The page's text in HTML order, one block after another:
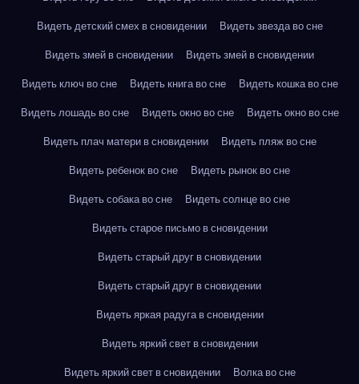
Видеть детский смех в сновидении
Видеть звезда во сне
Видеть змей в сновидении
Видеть змей в сновидении
Видеть ключ во сне
Видеть книга во сне
Видеть кошка во сне
Видеть лошадь во сне
Видеть окно во сне
Видеть окно во сне
Видеть плач матери в сновидении
Видеть пляж во сне
Видеть ребенок во сне
Видеть рынок во сне
Видеть собака во сне
Видеть солнце во сне
Видеть старое письмо в сновидении
Видеть старый друг в сновидении
Видеть старый друг в сновидении
Видеть яркая радуга в сновидении
Видеть яркий свет в сновидении
Видеть яркий свет в сновидении
Волка во сне